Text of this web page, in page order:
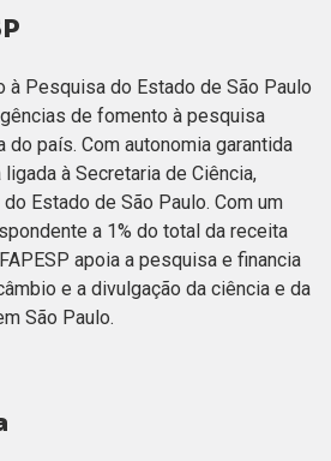
à Pesquisa do Estado de São Paulo
de fomento à pesquisa
país. Com autonomia garantida
à Secretaria de Ciência,
Estado de São Paulo. Com um
a 1% do total da receita
apoia a pesquisa e financia
e a divulgação da ciência e da
São Paulo.